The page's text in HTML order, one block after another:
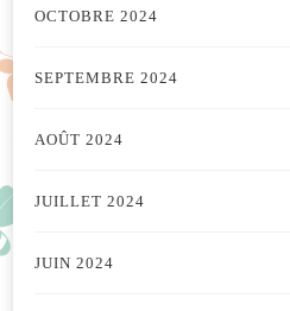
OCTOBRE 2024
SEPTEMBRE 2024
AOÛT 2024
JUILLET 2024
JUIN 2024